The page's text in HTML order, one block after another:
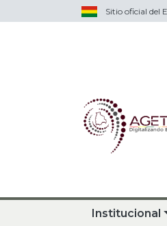
Pasar al contenido principal
Sitio oficial del
Institucional